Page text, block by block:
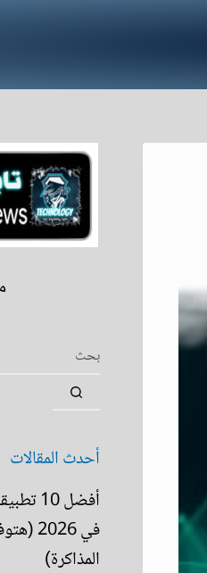
أحدث المقالات
أفضل
في
المذاكرة)